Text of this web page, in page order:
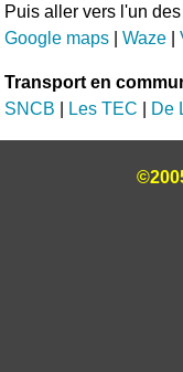
Puis aller vers l'un
Google maps |Waze |
Transport en
SNCB
Les TEC De